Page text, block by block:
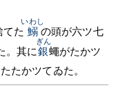
てた 鰯
いわし
の頭が六ツ七
。其に銀
ぎん
蠅がたかツ
たかツてゐた。